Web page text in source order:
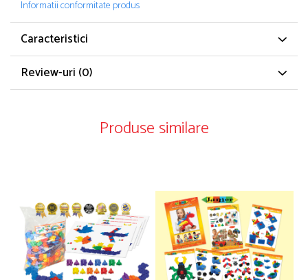
Informatii conformitate produs
Caracteristici
Review-uri (0)
Produse similare